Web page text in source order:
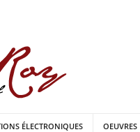
ÉLECTRONIQUES OEUVRES